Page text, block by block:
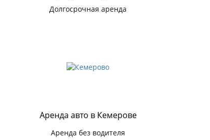
Долгосрочная аренда
Аренда авто в Кемерове
Аренда без водителя